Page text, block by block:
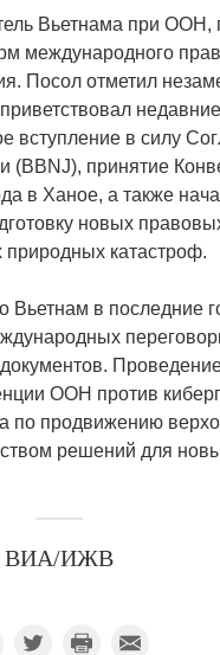
Вьетнама при ООН,
международного
Посол отметил
вступление в силу
(BBNJ), принятие
в Ханое, а также
новых
природных катастроф.
Вьетнам в последние
ООН против
по продвижению
решений для
ВИА/ИЖВ